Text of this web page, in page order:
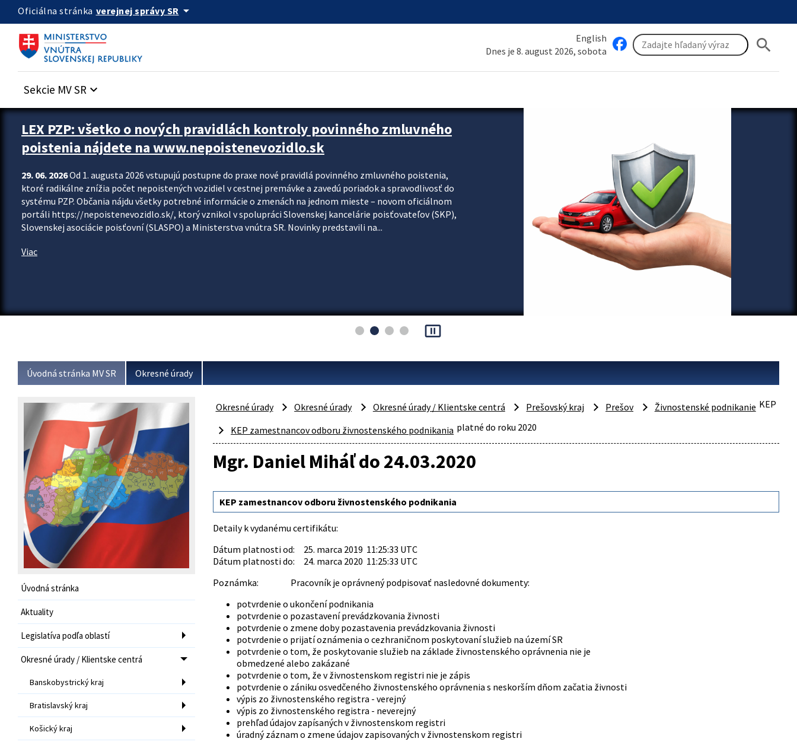
Preskocit na hlavný obsah
Oficiálna stránka verejnej správy SR arrow_drop_down
English
Dnes je 8. august 2026, sobota
search
Sekcie MV SR keyboard_arrow_down
Zastavit automatický posun upútavok
LEX PZP: všetko o nových pravidlách kontroly povinného zmluvného
poistenia nájdete na www.nepoistenevozidlo.sk
29. 06. 2026Od 1. augusta 2026 vstupujú postupne do praxe nové pravidlá povinného zmluvného poistenia,
ktoré radikálne znížia počet nepoistených vozidiel v cestnej premávke a zavedú poriadok a spravodlivosť do
systému PZP. Občania nájdu všetky potrebné informácie o zmenách na jednom mieste – novom oficiálnom
portáli https://nepoistenevozidlo.sk/, ktorý vznikol v spolupráci Slovenskej kancelárie poisťovateľov (SKP),
Slovenskej asociácie poisťovní (SLASPO) a Ministerstva vnútra SR. Novinky predstavili na...
Viac
pause_presentation
Úvodná stránka MV SR Okresné úrady
Úvodná stránka
Aktuality
Legislatíva podľa oblastí
Okresné úrady / Klientske centrá
Banskobystrický kraj
Bratislavský kraj
Košický kraj
Okresné úrady Okresné úrady Okresné úrady / Klientske centrá Prešovský kraj Prešov
Živnostenské podnikanie
KEP zamestnancov odboru živnostenského podnikania
KEP
platné do roku 2020
Mgr. Daniel Miháľ do 24.03.2020
KEP zamestnancov odboru živnostenského podnikania
Detaily k vydanému certifikátu:
Dátum platnosti od: 25. marca 2019 11:25:33 UTC
Dátum platnosti do: 24. marca 2020 11:25:33 UTC
Poznámka: Pracovník je oprávnený podpisovať nasledovné dokumenty:
potvrdenie o ukončení podnikania
potvrdenie o pozastavení prevádzkovania živnosti
potvrdenie o zmene doby pozastavenia prevádzkovania živnosti
potvrdenie o prijatí oznámenia o cezhraničnom poskytovaní služieb na území SR
potvrdenie o tom, že poskytovanie služieb na základe živnostenského oprávnenia nie je
obmedzené alebo zakázané
potvrdenie o tom, že v živnostenskom registri nie je zápis
potvrdenie o zániku osvedčeného živnostenského oprávnenia s neskorším dňom začatia živnosti
výpis zo živnostenského registra - verejný
výpis zo živnostenského registra - neverejný
prehľad údajov zapísaných v živnostenskom registri
úradný záznam o zmene údajov zapisovaných v živnostenskom registri